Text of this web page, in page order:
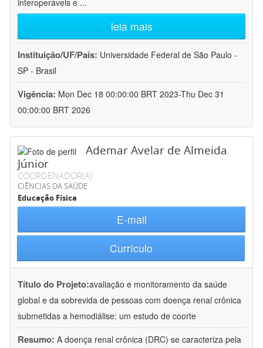
interoperáveis e ...
leia mais
Instituição/UF/País: Universidade Federal de São Paulo -
SP - Brasil
Vigência: Mon Dec 18 00:00:00 BRT 2023-Thu Dec 31
00:00:00 BRT 2026
Ademar Avelar de Almeida
Júnior
COORDENADOR(A)
CIÊNCIAS DA SAÚDE
Educação Física
E-mail
Currículo
Título do Projeto:avaliação e monitoramento da saúde
global e da sobrevida de pessoas com doença renal crônica
submetidas a hemodiálise: um estudo de coorte
Resumo: A doença renal crônica (DRC) se caracteriza pela